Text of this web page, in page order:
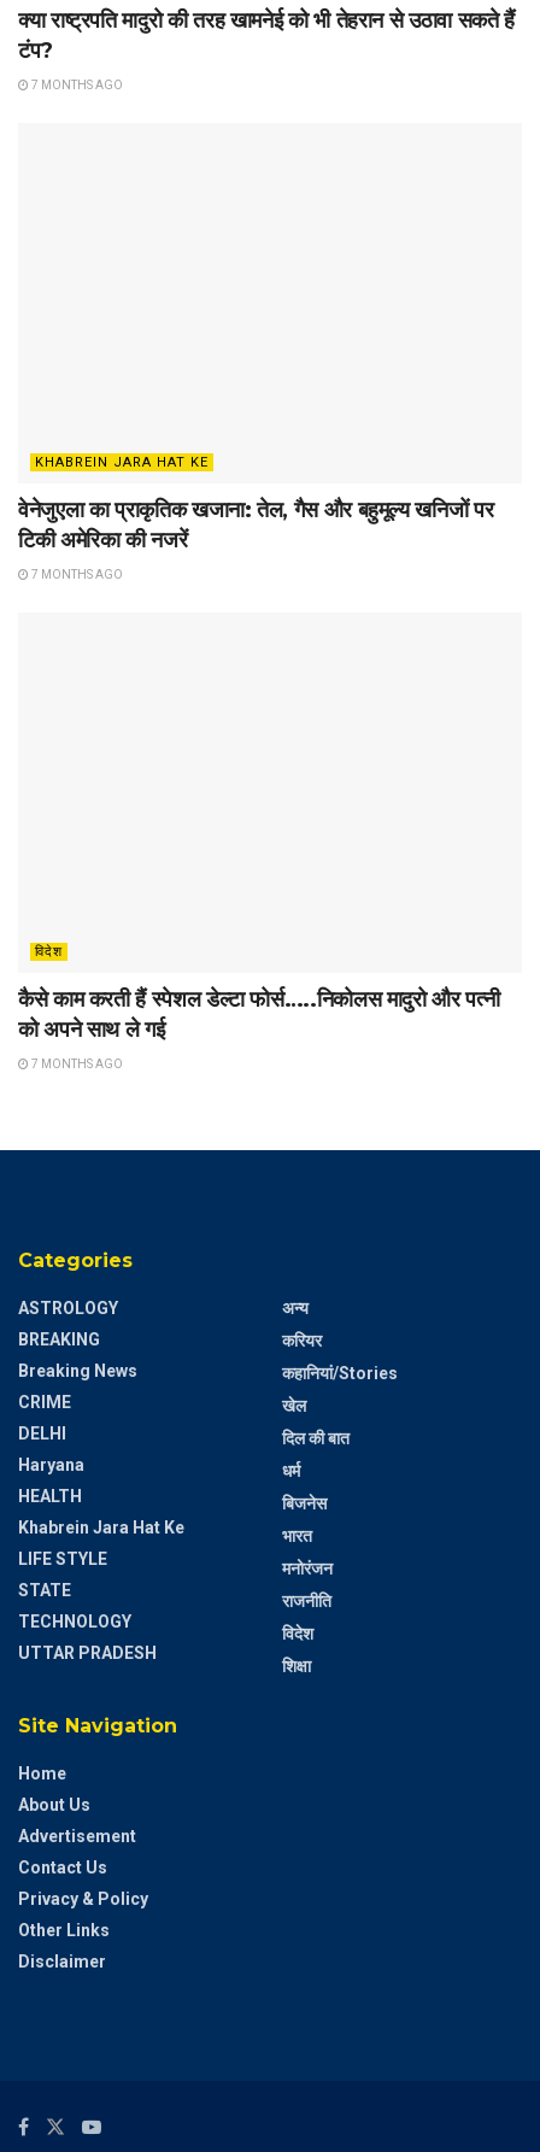
क्या राष्ट्रपति मादुरो की तरह खामनेई को भी तेहरान से उठावा सकते हैं
टंप?
7 MONTHS AGO
KHABREIN JARA HAT KE
वेनेजुएला का प्राकृतिक खजाना: तेल, गैस और बहुमूल्य खनिजों पर
टिकी अमेरिका की नजरें
7 MONTHS AGO
विदेश
कैसे काम करती हैं स्पेशल डेल्टा फोर्स…..निकोलस मादुरो और पत्नी
को अपने साथ ले गई
7 MONTHS AGO
Categories
ASTROLOGY
BREAKING
Breaking News
CRIME
DELHI
Haryana
HEALTH
Khabrein Jara Hat Ke
LIFE STYLE
STATE
TECHNOLOGY
UTTAR PRADESH
अन्य
करियर
कहानियां/Stories
खेल
दिल की बात
धर्म
बिजनेस
भारत
मनोरंजन
राजनीति
विदेश
शिक्षा
Site Navigation
Home
About Us
Advertisement
Contact Us
Privacy & Policy
Other Links
Disclaimer